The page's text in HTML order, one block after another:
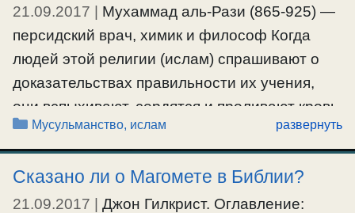
доисламского политеизма, который
исповедовали жители Аравии 7-го века.
Языческое происхождение ислама ясно и
неопровержимо. Языческое происхождение
поклонения …
Ещё…
#мусульмане
21.09.2017 | Мухаммад аль-Рази (865-925) —
персидский врач, химик и философ Когда
людей этой религии (ислам) спрашивают о
доказательствах правильности их учения,
они вспыхивают, сердятся и проливают кровь,
тех, кто задает эти вопросы. Они запрещают
рациональное исследование и стремятся
убить своих противников. Поэтому истина у
них тщательно замалчивается и скрывается.
Рубрики
Мусульманство, ислам развернуть
Сказано ли о Магомете в Библии?
21.09.2017 | Джон Гилкрист. Оглавление: